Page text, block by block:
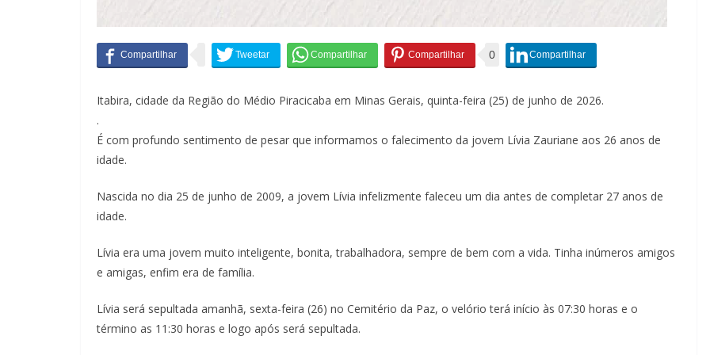
0
Itabira, cidade da Região do Médio Piracicaba em Minas Gerais, quinta-feira (25) de junho de 2026.
.
É com profundo sentimento de pesar que informamos o falecimento da jovem Lívia Zauriane aos 26 anos de
idade.
Nascida no dia 25 de junho de 2009, a jovem Lívia infelizmente faleceu um dia antes de completar 27 anos de
idade.
Lívia era uma jovem muito inteligente, bonita, trabalhadora, sempre de bem com a vida. Tinha inúmeros amigos
e amigas, enfim era de família.
Lívia será sepultada amanhã, sexta-feira (26) no Cemitério da Paz, o velório terá início às 07:30 horas e o
término as 11:30 horas e logo após será sepultada.